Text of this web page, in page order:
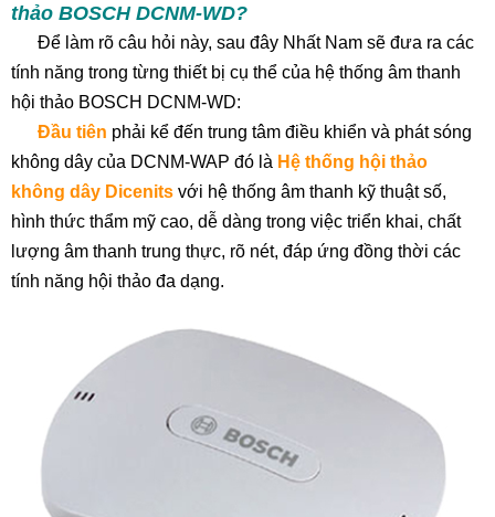
thảo BOSCH DCNM-WD?
Để làm rõ câu hỏi này, sau đây Nhất Nam sẽ đưa ra các
tính năng trong từng thiết bị cụ thể của hệ thống âm thanh
hội thảo BOSCH DCNM-WD:
Đầu tiên phải kể đến trung tâm điều khiển và phát sóng
không dây của DCNM-WAP đó là Hệ thống hội thảo
không dây Dicenits với hệ thống âm thanh kỹ thuật số,
hình thức thẩm mỹ cao, dễ dàng trong việc triển khai, chất
lượng âm thanh trung thực, rõ nét, đáp ứng đồng thời các
tính năng hội thảo đa dạng.